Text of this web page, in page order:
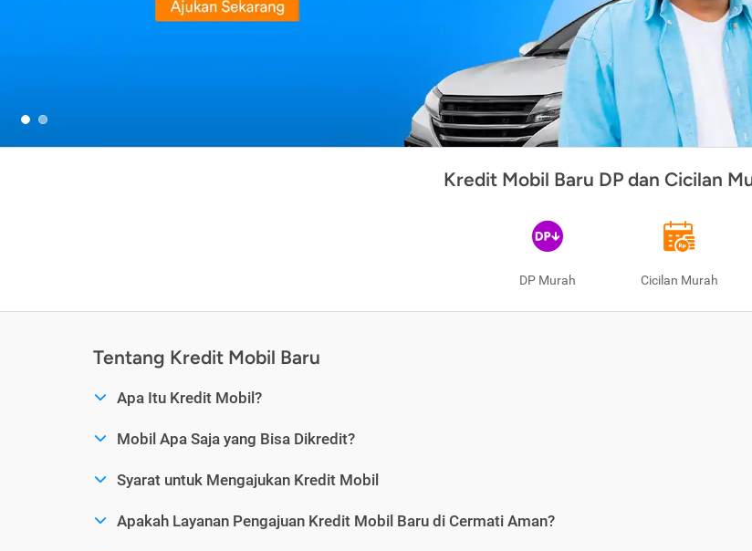
Kredit Mobil Baru DP dan Cicilan
DP Murah Cicilan Murah
Tentang Kredit Mobil Baru
Apa Itu Kredit Mobil?
Mobil Apa Saja yang Bisa Dikredit?
Syarat untuk Mengajukan Kredit Mobil
Apakah Layanan Pengajuan Kredit Mobil Baru di Cermati Aman?